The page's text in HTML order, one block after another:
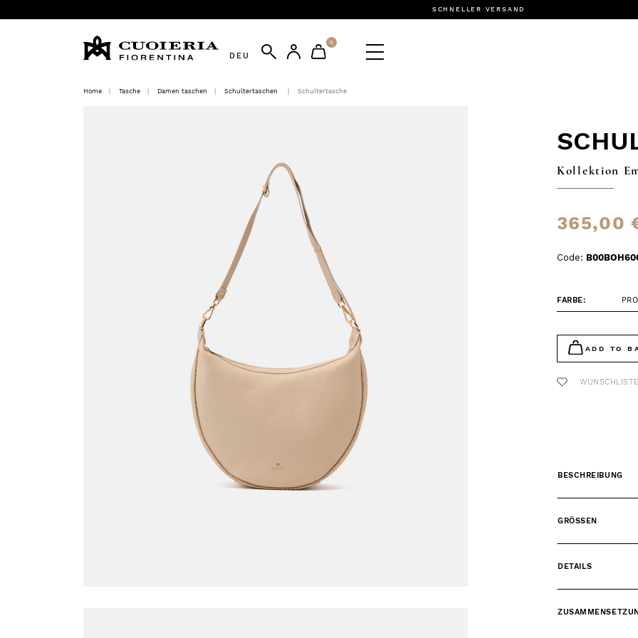
SCHNELLER VERSAND
DEU
0
Home Tasche Damen taschen Schultertaschen Schultertasche
Kollektion
365,00
Code:
FARBE:
ADD TO
WUNSCHLISTE
BESCHREIBUNG
GRÖSSEN
DETAILS